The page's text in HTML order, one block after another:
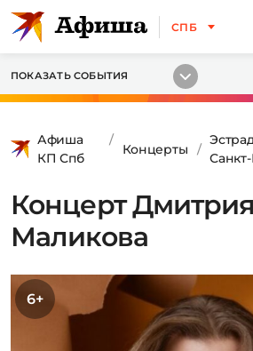
СПБ
ПОКАЗАТЬ СОБЫТИЯ
Афиша
КП Спб
Концерты
Концерт Дмитрия
Маликова
6+